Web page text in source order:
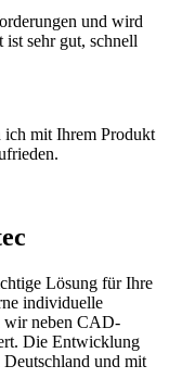
und wird
ist sehr gut, schnell
ich mit Ihrem Produkt
Lösung für Ihre
individuelle
wir neben CAD-
Die Entwicklung
und mit